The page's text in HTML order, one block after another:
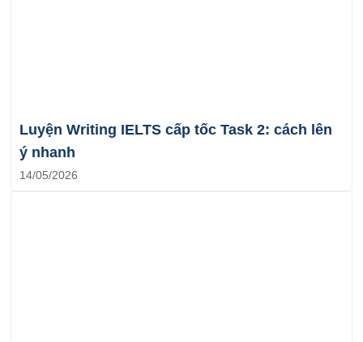
Luyện Writing IELTS cấp tốc Task 2: cách lên
ý nhanh
14/05/2026